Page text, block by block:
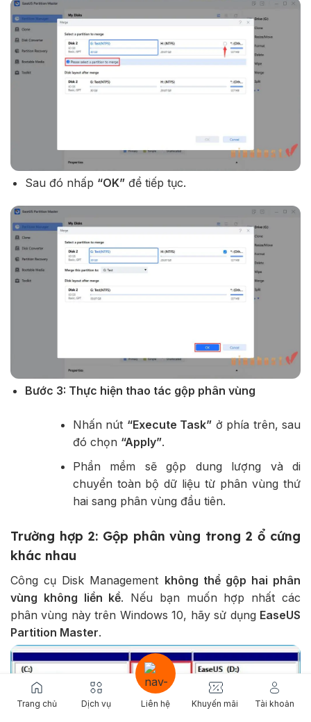
Sau đó nhấp “OK”để tiếp tục.
Bước 3: Thực hiện thao tác gộp phân vùng
Nhấn nút “Execute Task” ở phía trên, sau
đó chọn “Apply”.
Phần mềm sẽ gộp dung lượng và di
chuyển toàn bộ dữ liệu từ phân vùng thứ
hai sang phân vùng đầu tiên.
Trường hợp 2: Gộp phân vùng trong 2 ổ cứng
khác nhau
Công cụ Disk Management không thể gộp hai phân
vùng không liền kề. Nếu bạn muốn hợp nhất các
phân vùng này trên Windows 10, hãy sử dụng EaseUS
Partition Master.
Trang chủ Dịch vụ Liên hệ Khuyến mãi Tài khoản